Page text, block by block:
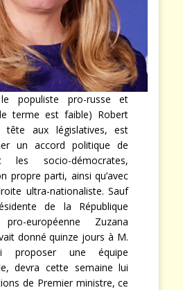
populiste pro-russe et
terme est faible) Robert
tête aux législatives, est
un accord politique de
les socio-démocrates,
propre parti, ainsi qu’avec
ultra-nationaliste. Sauf
de la République
européenne Zuzana
donné quinze jours à M.
proposer une équipe
devra cette semaine lui
de Premier ministre, ce